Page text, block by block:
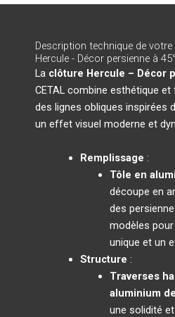
Description technique de
Hercule - Décor persienne à 45°
La clôture Hercule – Décor
CETAL combine esthétique
des lignes obliques inspirées
un effet visuel moderne et
Remplissage :
Tôle en
découpe en
des
modèles
unique et un
Structure :
Traverses
aluminium
une solidité